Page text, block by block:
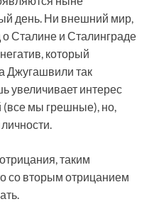
день. Ни внешний мир,
Сталине и Сталинграде
который
Джугашвили так
увеличивает интерес
(все мы грешные), но,
таким
со вторым отрицанием